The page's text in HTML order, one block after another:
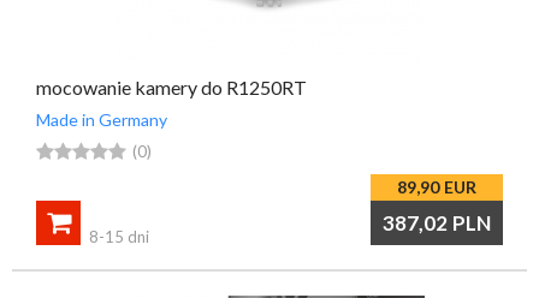
mocowanie kamery do R1250RT
Made in Germany
 (0)
89,90 EUR
387,02 PLN

8-15 dni